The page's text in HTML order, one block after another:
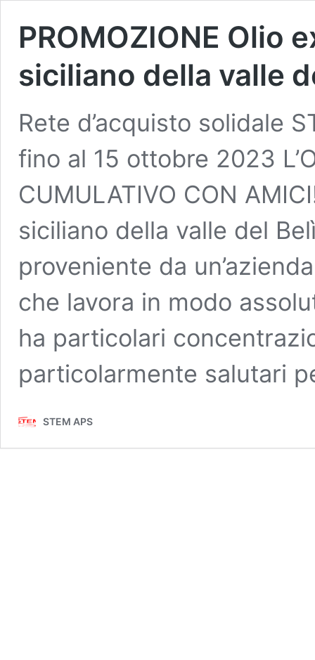
PROMOZIONE Olio
siciliano della valle
Rete d’acquisto solidale
fino al 15 ottobre 2023
CUMULATIVO CON
siciliano della valle del
proveniente da
che lavora in modo
ha particolari
particolarmente salutari
STEM APS